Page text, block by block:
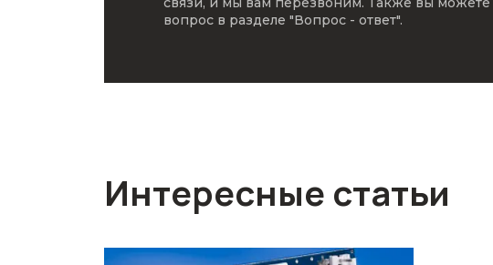
вопрос в разделе "Вопрос - ответ".
Интересные статьи